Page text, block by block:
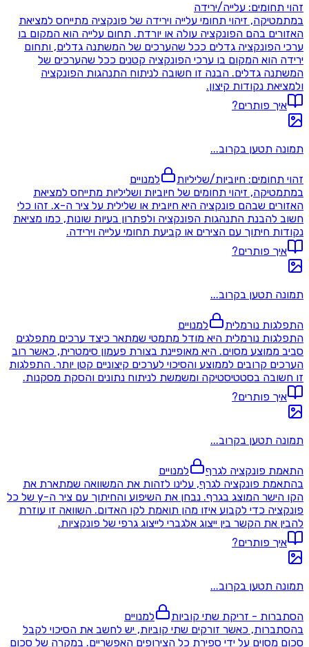
זהוי תחומים: עלייה/ירידה
במתמטיקה, זיהוי תחומי עלייה וירידה של פונקציה מתייחס למציאת
האזורים בהם הפונקציה עולה או יורדת. תחום עלייה הוא המקום בו
ערכי הפונקציה גדלים ככל שהערכים של המשתנה גדלים, ותחום
ירידה הוא המקום בו ערכי הפונקציה קטנים ככל שהערכים של
המשתנה גדלים. הבנה זו חשובה לניתוח התנהגות הפונקציה
ולמציאת נקודות קיצון.
איך פותרים?
תמונה תטען בקרוב...
זהוי תחומים: חיוביות/שליליות
למנויים
במתמטיקה, זיהוי תחומים של חיוביות ושליליות מתייחס למציאת
האזורים שבהם פונקציה היא חיובית או שלילית על ציר ה-x. זהו כלי
חשוב להבנת התנהגות הפונקציה ולפתרון בעיות שונות, כמו מציאת
נקודות חיתוך עם הצירים או קביעת תחומי עלייה וירידה.
איך פותרים?
תמונה תטען בקרוב...
התפלגות נורמלית
למנויים
התפלגות נורמלית היא מודל מתמטי שמתאר כיצד ערכים מתפלגים
סביב ממוצע מסוים. היא מאופיינת בצורת פעמון סימטרית, כאשר רוב
הערכים קרובים לממוצע והסיכוי לערכים קיצוניים קטן יותר. התפלגות
זו חשובה בסטטיסטיקה ומשמשת לניתוח נתונים והסקת מסקנות.
איך פותרים?
תמונה תטען בקרוב...
התאמת פונקציה לגרף
למנויים
בהתאמת פונקציה לגרף, עלינו לזהות את המשוואה שמתארת את
הקו הישר המוצג בגרף. נבחן את השיפוע והחיתוך עם ציר ה-y של כל
פונקציה כדי לקבוע איזו מהן תואמת לקו האדום. השוואה זו עוזרת
להבין את הקשר בין ייצוג אלגברי לייצוג גרפי של פונקציות.
איך פותרים?
תמונה תטען בקרוב...
הסתברות - זריקת שתי קוביות
למנויים
בהסתברות, כאשר זורקים שתי קוביות, יש לחשב את הסיכוי לקבל
סכום מסוים על ידי ספירת כל הצירופים האפשריים. במקרה של סכום